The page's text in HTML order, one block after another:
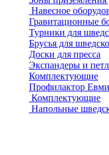
Навесное
Гравитационные
Турники для
Брусья для
Доски для пресса
Экспандеры и
Комплектующие
Профилактор
Комплектующие
Напольные